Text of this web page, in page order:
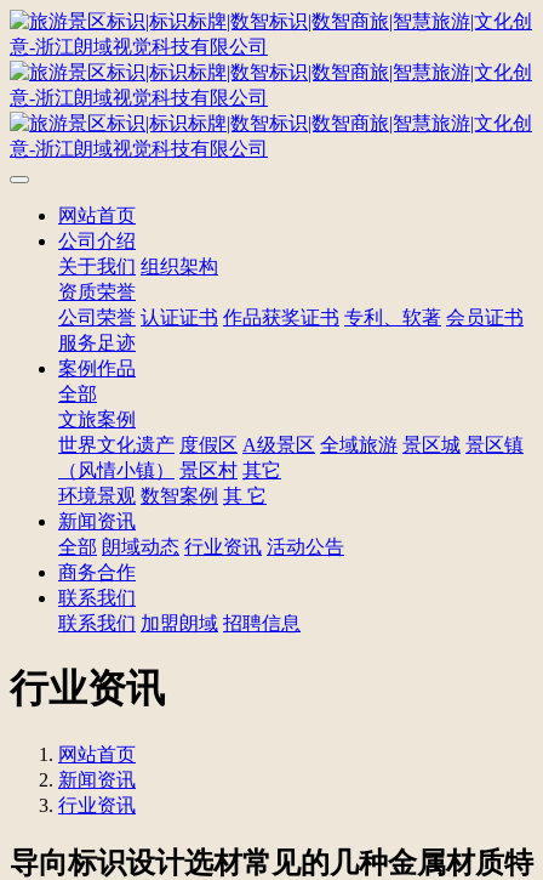
网站首页
公司介绍
关于我们 组织架构
资质荣誉
公司荣誉 认证证书 作品获奖证书 专利、软著 会员证书
服务足迹
案例作品
全部
文旅案例
世界文化遗产 度假区 A级景区 全域旅游 景区城 景区镇
（风情小镇）
景区村 其它
环境景观 数智案例 其 它
新闻资讯
全部 朗域动态 行业资讯 活动公告
商务合作
联系我们
联系我们 加盟朗域 招聘信息
行业资讯
网站首页
新闻资讯
行业资讯
导向标识设计选材常见的几种金属材质特